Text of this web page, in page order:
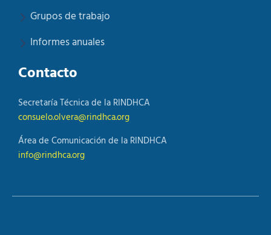
Grupos de trabajo
Informes anuales
Contacto
Secretaría Técnica de la RINDHCA
consuelo.olvera@rindhca.org
Área de Comunicación de la RINDHCA
info@rindhca.org